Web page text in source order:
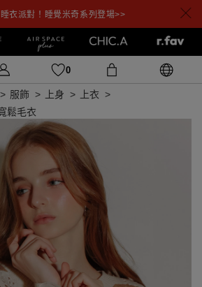
衣派對！睡覺米奇系列登場>>
0
服飾 上身
上衣
鬆毛衣